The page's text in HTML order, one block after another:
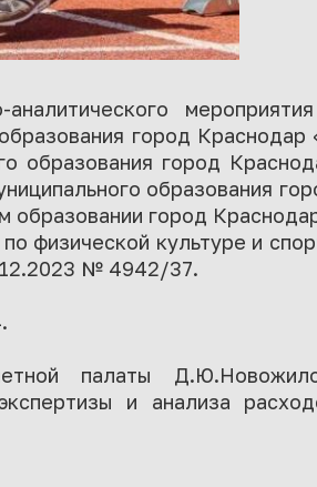
город Краснодар
образования город
образования
образовании город
физической культуре и
№ 4942/37.
палаты
и анализа